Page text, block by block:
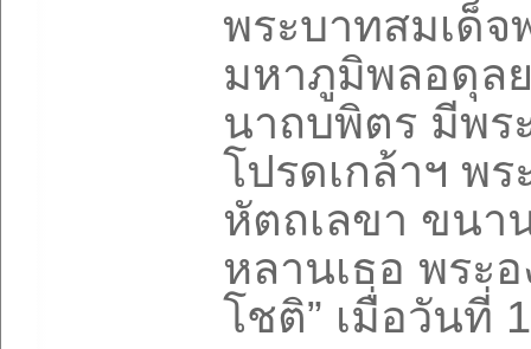
พระบาทสมเด็จ
มหาภูมิพลอดุล
นาถบพิตร มีพร
โปรดเกล้าฯ พ
หัตถเลขา ขนา
หลานเธอ พระ
โชติ” เมื่อวันที่